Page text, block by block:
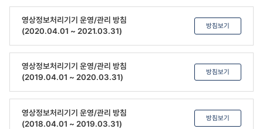
영상정보처리기기 운영/관리 방침
(2020.04.01 ~ 2021.03.31)
방침보기
영상정보처리기기 운영/관리 방침
(2019.04.01 ~ 2020.03.31)
방침보기
영상정보처리기기 운영/관리 방침
(2018.04.01 ~ 2019.03.31)
방침보기